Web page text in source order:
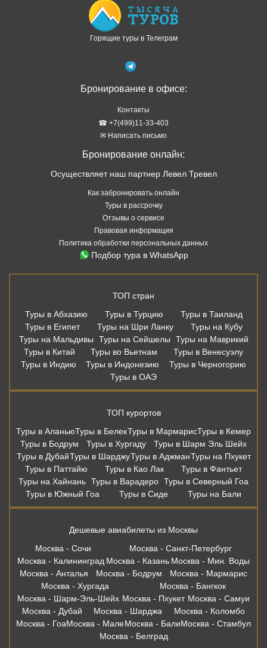
Горящие туры в Телеграм
Бронирование в офисе:
Контакты
☎ +7(499)11-33-403
✉ Написать письмо
Бронирование онлайн:
Осуществляет наш партнер Левел Тревел
Как забронировать онлайн
Туры в рассрочку
Отзывы о сервисе
Правовая информация
Политика обработки персональных данных
Подбор тура в WhatsApp
ТОП стран
Туры в Абхазию
Туры в Турцию
Туры в Таиланд
Туры в Египет
Туры на Шри Ланку
Туры на Кубу
Туры на Мальдивы
Туры на Сейшелы
Туры на Маврикий
Туры в Китай
Туры во Вьетнам
Туры в Венесуэлу
Туры в Индию
Туры в Индонезию
Туры в Черногорию
Туры в ОАЭ
ТОП курортов
Туры в АланьюТуры в БелекТуры в МармарисТуры в Кемер
Туры в Бодрум
Туры в Хургаду
Туры в Шарм Эль Шейх
Туры в ДубайТуры в ШарджуТуры в АджманТуры на Пхукет
Туры в Паттайю
Туры в Као Лак
Туры в Фантьет
Туры на Хайнань Туры в Варадеро Туры в Северный Гоа
Туры в Южный Гоа
Туры в Сиде Туры на Бали
Дешевые авиабилеты из Москвы
Москва - Сочи
Москва - Санкт-Петербург
Москва - Калининград Москва - Казань Москва - Мин. Воды
Москва - Анталья
Москва - Бодрум
Москва - Мармарис
Москва - Хургада
Москва - Бангкок
Москва - Шарм-Эль-Шейх Москва - Пхукет Москва - Самуи
Москва - Дубай
Москва - Шарджа
Москва - Коломбо
Москва - ГоаМосква - МалеМосква - БалиМосква - Стамбул
Москва - Белград